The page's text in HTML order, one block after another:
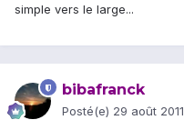
simple vers le large...
bibafranck
Posté(e) 29 août 2011